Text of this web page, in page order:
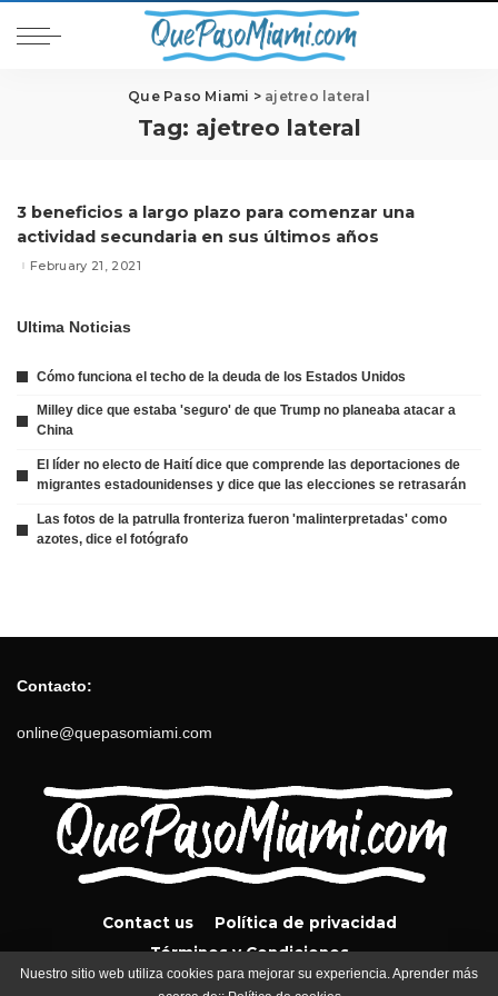
Que Paso Miami > ajetreo lateral
Tag: ajetreo lateral
3 beneficios a largo plazo para comenzar una
actividad secundaria en sus últimos años
February 21, 2021
Ultima Noticias
Cómo funciona el techo de la deuda de los Estados Unidos
Milley dice que estaba 'seguro' de que Trump no planeaba atacar a
China
El líder no electo de Haití dice que comprende las deportaciones de
migrantes estadounidenses y dice que las elecciones se retrasarán
Las fotos de la patrulla fronteriza fueron 'malinterpretadas' como
azotes, dice el fotógrafo
Contacto:
online@quepasomiami.com
Contact us
Política de privacidad
Términos y Condiciones
Nuestro sitio web utiliza cookies para mejorar su experiencia. Aprender más